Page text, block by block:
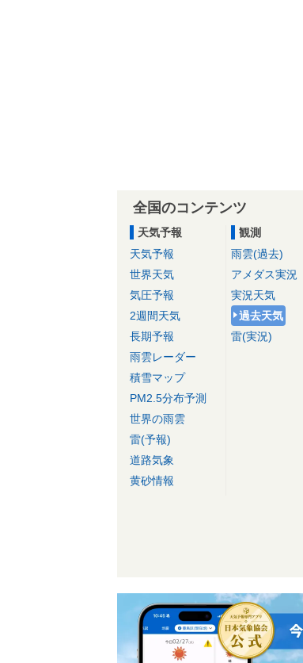
全国のコンテンツ
天気予報
天気予報
世界天気
気圧予報
2週間天気
長期予報
雨雲レーダー
積雪マップ
PM2.5分布予測
世界の雨雲
雷(予報)
道路気象
黄砂情報
観測
雨雲(過去)
アメダス実況
実況天気
過去天気
雷(実況)